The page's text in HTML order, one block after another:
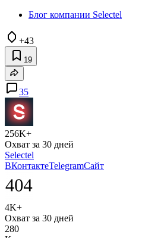
Блог компании Selectel
+43
19
35
256K+
Охват за 30 дней
Selectel
ВКонтактеTelegramСайт
4K+
Охват за 30 дней
280